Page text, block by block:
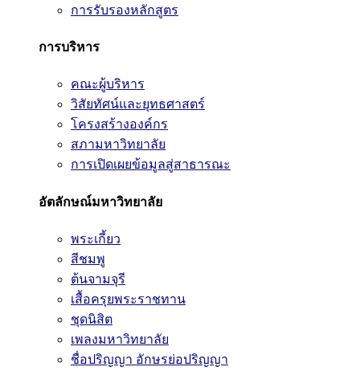
การรับรองหลักสูตร
การบริหาร
คณะผู้บริหาร
วิสัยทัศน์และยุทธศาสตร์
โครงสร้างองค์กร
สภามหาวิทยาลัย
การเปิดเผยข้อมูลสู่สาธารณะ
อัตลักษณ์มหาวิทยาลัย
พระเกี้ยว
สีชมพู
ต้นจามจุรี
เสื้อครุยพระราชทาน
ชุดนิสิต
เพลงมหาวิทยาลัย
ชื่อปริญญา อักษรย่อปริญญา